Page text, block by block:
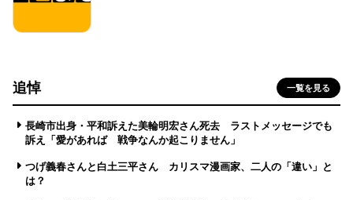
追悼 一覧を見る
長崎市出身・平和訴えた美輪明宏さん死去 ラストメッセージでも
訴え「愛があれば 戦争なんか起こりません」
つげ義春さんと白土三平さん カリスマ漫画家、二人の「違い」と
は？